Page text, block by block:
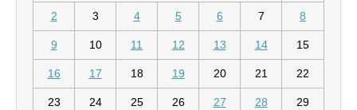
2 3 4 5 6 7 8
9 10 11 12 13 14 15
16 17 18 19 20 21 22
23 24 25 26 27 28 29